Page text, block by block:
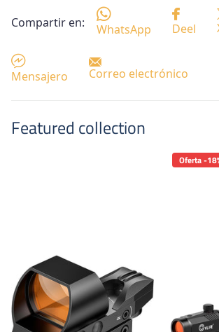
Compartir en: WhatsApp Deel
Mensajero Correo electrónico
Featured collection
Oferta -